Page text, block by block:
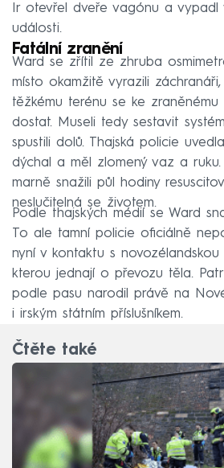
Ir otevřel dveře vagónu a vypadl
události.
Fatální zranění
Ward se zřítil ze zhruba
místo okamžitě vyrazili
těžkému terénu se ke zraněnému
dostat. Museli tedy sestavit
spustili dolů. Thajská policie
dýchal a měl zlomený vaz a
marně snažili půl hodiny
neslučitelná se životem.
Podle thajských médií se Ward
To ale tamní policie oficiálně
nyní v kontaktu s novozélandskou
kterou jednají o převozu těla.
podle pasu narodil právě na
i irským státním příslušníkem.
Čtěte také